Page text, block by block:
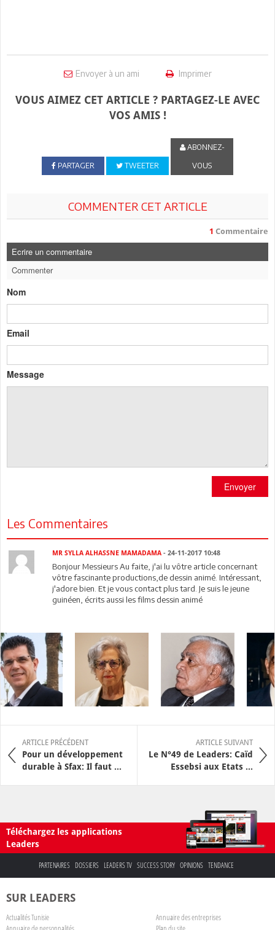
Envoyer à un ami Imprimer
VOUS AIMEZ CET ARTICLE ? PARTAGEZ-LE AVEC
VOS AMIS !
PARTAGER TWEETER
ABONNEZ-
VOUS
COMMENTER CET ARTICLE
1 Commentaire
Ecrire un commentaire
Commenter
Nom
Email
Message
Envoyer
Les Commentaires
MR SYLLA ALHASSNE MAMADAMA - 24-11-2017 10:48
Bonjour Messieurs Au faite, j'ai lu vôtre article concernant
vôtre fascinante productions,de dessin animé. Intéressant,
j'adore bien. Et je vous contact plus tard. Je suis le jeune
guinéen, écrits aussi les films dessin animé
ARTICLE PRÉCÉDENT
Pour un développement
durable à Sfax: Il faut ...
ARTICLE SUIVANT
Le N°49 de Leaders: Caïd
Essebsi aux Etats ...
Téléchargez les applications
Leaders
PARTENAIRES DOSSIERS LEADERS TV SUCCESS STORY OPINIONS TENDANCE
SUR LEADERS
Actualités Tunisie
Annuaire des entreprises